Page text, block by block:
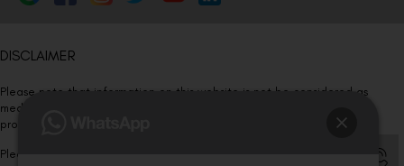
DISCLAIMER
Please note that information on this website is not be considered as
medical advice. Kindly consult our specialists to determine which
procedure/treatment is best suited for your eyes.
Please note that we DO NOT ask or request for ANY online payment prior